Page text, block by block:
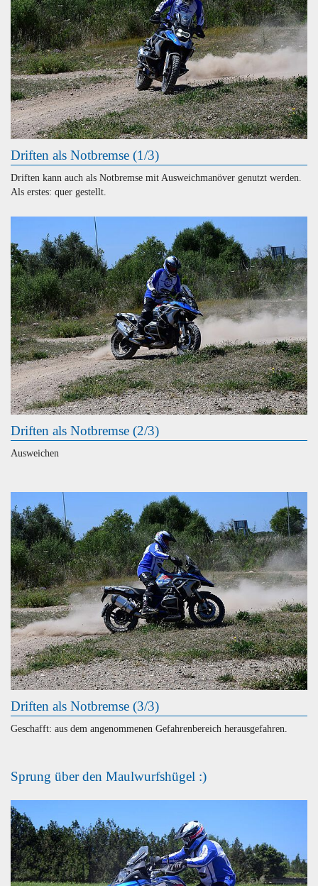
Driften als Notbremse (1/3)
Driften kann auch als Notbremse mit Ausweichmanöver genutzt werden.
Als erstes: quer gestellt.
Driften als Notbremse (2/3)
Ausweichen
Driften als Notbremse (3/3)
Geschafft: aus dem angenommenen Gefahrenbereich herausgefahren.
Sprung über den Maulwurfshügel :)